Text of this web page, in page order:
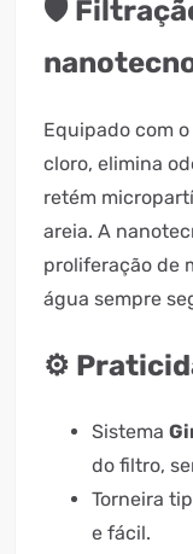
🛡️
Equipado com
cloro, elimina
retém
areia. A
proliferação de
água sempre
⚙️
Sistema
do filtro,
Torneira
e fácil.